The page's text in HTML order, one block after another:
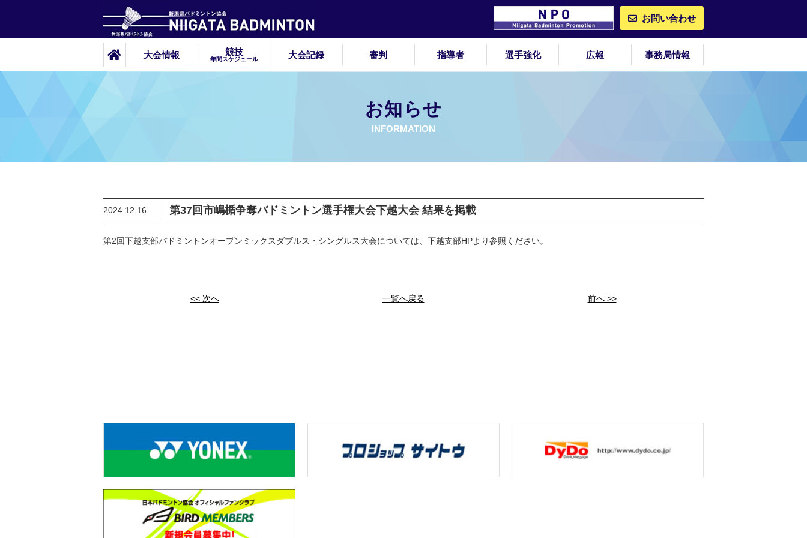
お問い合わせ
大会情報 競技
年間スケジュール 大会記録 審判 指導者 選手強化 広報 事務局情報
お知らせ
INFORMATION
2024.12.16 第37回市嶋楯争奪バドミントン選手権大会下越大会 結果を掲載
第2回下越支部バドミントンオープンミックスダブルス・シングルス大会については、下越支部HPより参照ください。
<< 次へ 一覧へ戻る 前へ >>